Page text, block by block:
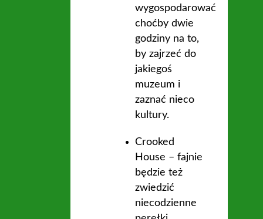
wygospodarować
choćby dwie
godziny na to,
by zajrzeć do
jakiegoś
muzeum i
zaznać nieco
kultury.
Crooked
House – fajnie
będzie też
zwiedzić
niecodzienne